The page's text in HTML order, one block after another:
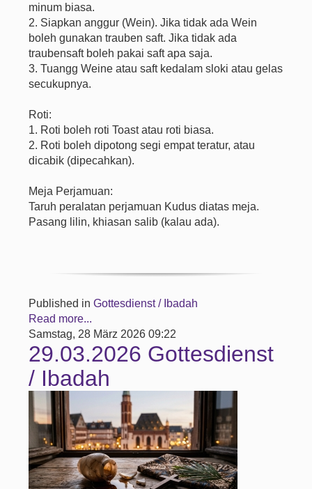
minum biasa.
2. Siapkan anggur (Wein). Jika tidak ada Wein
boleh gunakan trauben saft. Jika tidak ada
traubensaft boleh pakai saft apa saja.
3. Tuangg Weine atau saft kedalam sloki atau gelas
secukupnya.
Roti:
1. Roti boleh roti Toast atau roti biasa.
2. Roti boleh dipotong segi empat teratur, atau
dicabik (dipecahkan).
Meja Perjamuan:
Taruh peralatan perjamuan Kudus diatas meja.
Pasang lilin, khiasan salib (kalau ada).
Published in Gottesdienst / Ibadah
Read more...
Samstag, 28 März 2026 09:22
29.03.2026 Gottesdienst
/ Ibadah